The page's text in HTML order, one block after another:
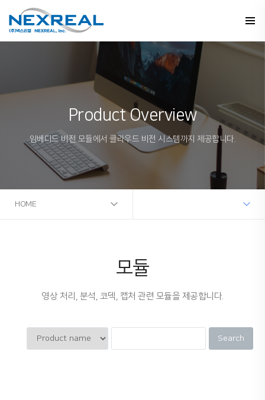
Product Overview
임베디드 비전 모듈에서 클라우드 비전 시스템까지 제공합니다.
HOME
모듈
영상 처리, 분석, 코덱, 캡처 관련 모듈을 제공합니다.